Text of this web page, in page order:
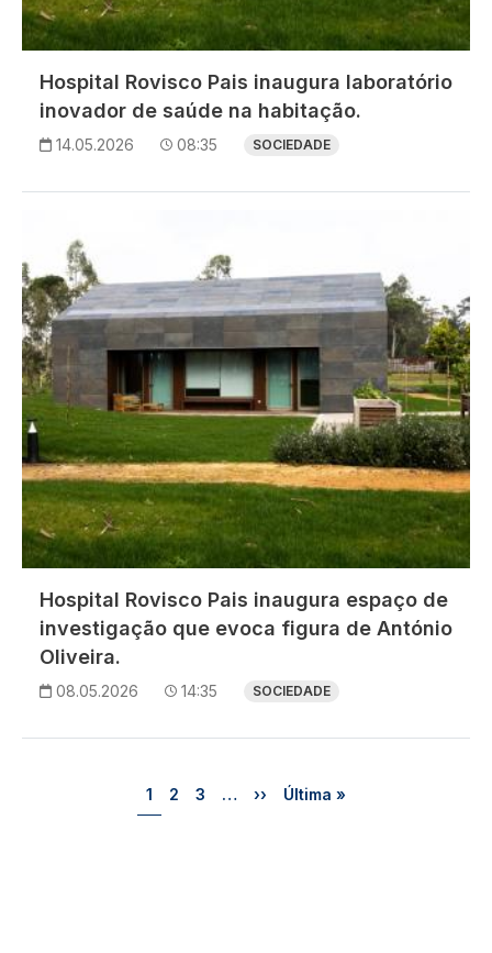
Hospital Rovisco Pais inaugura laboratório
inovador de saúde na habitação.
14.05.2026 08:35 SOCIEDADE
Hospital Rovisco Pais inaugura espaço de
investigação que evoca figura de António
Oliveira.
08.05.2026 14:35 SOCIEDADE
Página
1 Página
2 Página
3 … Próxima página
›› Última página
Última »